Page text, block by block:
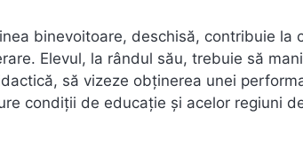
binevoitoare, deschisă, contribuie la
Elevul, la rândul său, trebuie să
să vizeze obținerea unei
condiții de educație și acelor regiuni